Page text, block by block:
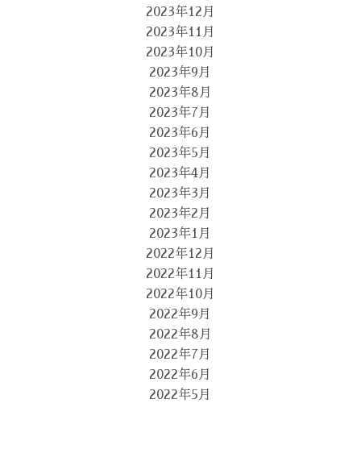
2023年12月
2023年11月
2023年10月
2023年9月
2023年8月
2023年7月
2023年6月
2023年5月
2023年4月
2023年3月
2023年2月
2023年1月
2022年12月
2022年11月
2022年10月
2022年9月
2022年8月
2022年7月
2022年6月
2022年5月